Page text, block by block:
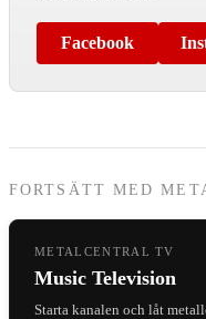
Facebook
FORTSÄTT MED
METALCENTRAL TV
Music Television
Starta kanalen och låt